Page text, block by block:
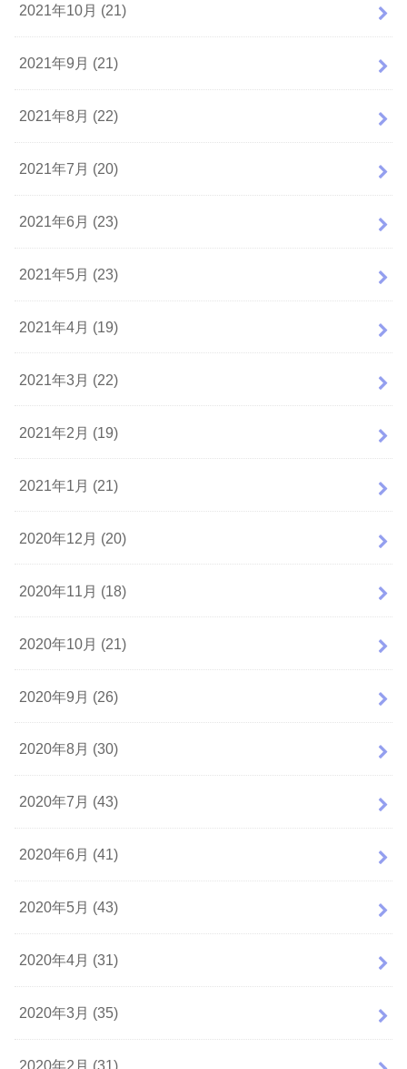
2021年10月 (21)
2021年9月 (21)
2021年8月 (22)
2021年7月 (20)
2021年6月 (23)
2021年5月 (23)
2021年4月 (19)
2021年3月 (22)
2021年2月 (19)
2021年1月 (21)
2020年12月 (20)
2020年11月 (18)
2020年10月 (21)
2020年9月 (26)
2020年8月 (30)
2020年7月 (43)
2020年6月 (41)
2020年5月 (43)
2020年4月 (31)
2020年3月 (35)
2020年2月 (31)